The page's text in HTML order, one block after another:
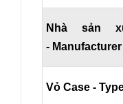
Nhà sản
- Manufacturer
Vỏ Case -